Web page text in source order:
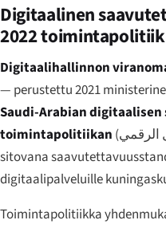
Digitaalinen
2022
Digitaalihallinnon
— perustettu 2021
Saudi-Arabian
toimintapolitiikan (الرقمي
sitovana
digitaalipalveluille
Toimintapolitiikka